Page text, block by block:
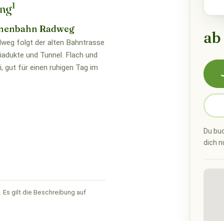
1
Radweg
folgt der alten Bahntrasse
und Tunnel. Flach und
gut für einen ruhigen Tag im
gilt die Beschreibung auf
Du
dich